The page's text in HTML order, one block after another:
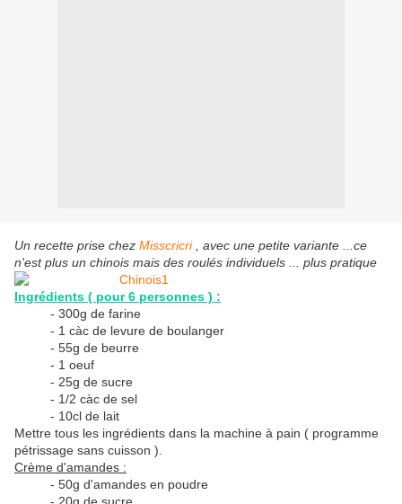
Un recette prise chez Misscricri, avec une petite variante ...ce
n'est plus un chinois mais des roulés individuels ... plus pratique
Ingrédients ( pour 6 personnes ) :
- 300g de farine
- 1 càc de levure de boulanger
- 55g de beurre
- 1 oeuf
- 25g de sucre
- 1/2 càc de sel
- 10cl de lait
Mettre tous les ingrédients dans la machine à pain ( programme
pétrissage sans cuisson ).
Crème d'amandes :
- 50g d'amandes en poudre